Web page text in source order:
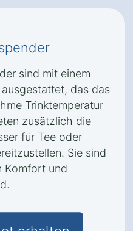
sind mit einem
das das
Trinktemperatur
zusätzlich die
für Tee oder
Sie sind
Komfort und